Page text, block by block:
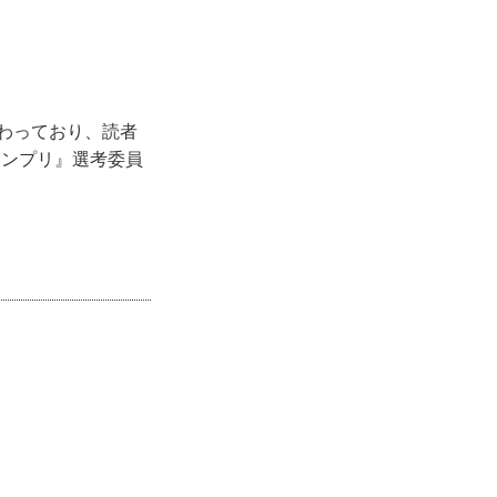
っており、読者
プリ』選考委員